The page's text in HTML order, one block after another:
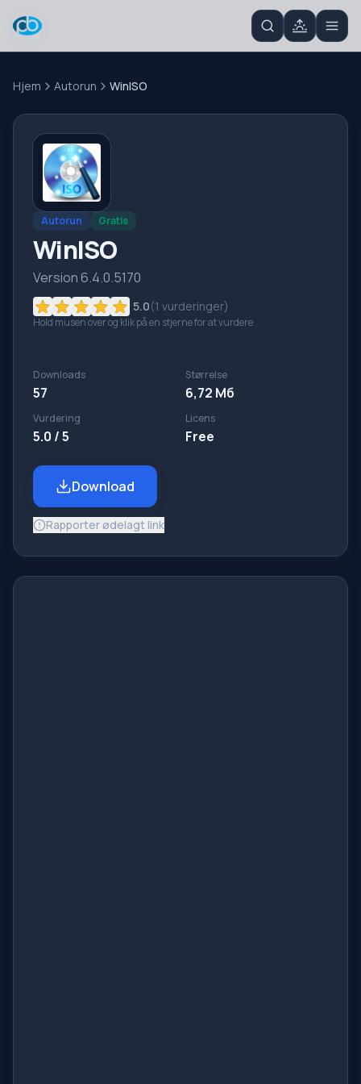
Hjem Autorun WinISO
Autorun Gratis
WinISO
Version 6.4.0.5170
5.0(1 vurderinger)
Hold musen over og klik på en stjerne for at vurdere
Downloads
57
Størrelse
6,72 Мб
Vurdering
5.0 / 5
Licens
Free
Download
Rapporter ødelagt link